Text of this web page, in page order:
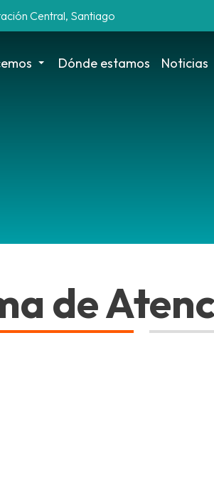
Central, Santiago
Dónde estamos Noticias
de